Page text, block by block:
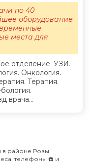
отделение. УЗИ.
Онкология.
Терапия.
врача...
по 40
оборудование
места для
в районе Розы
телефоны ☎️ и